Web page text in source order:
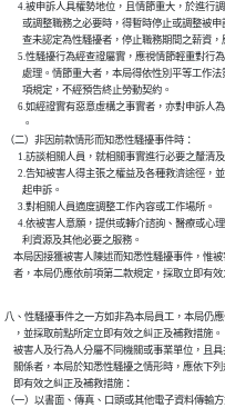
4.被申訴人具權勢地位，且情節重大，於進行
或調整職務之必要時，得暫時停止或調整被
查未認定為性騷擾者，停止職務期間之薪資，
5.性騷擾行為經查證屬實，應視情節輕重對行
處理。情節重大者，本局得依性別平等工作
        項規定，不經預告終止勞動契約。
6.如經證實有惡意虛構之事實者，亦對申訴人
        。
（二）非因前款情形而知悉性騷擾事件時：
1.訪談相關人員，就相關事實進行必要之釐清
2.告知被害人得主張之權益及各種救濟途徑，
        起申訴。
      3.對相關人員適度調整工作內容或工作場所。
4.依被害人意願，提供或轉介諮詢、醫療或心
        利資源及其他必要之服務。
本局因接獲被害人陳述而知悉性騷擾事件，惟
者，本局仍應依前項第二款規定，採取立即有
八、性騷擾事件之一方如非為本局員工，本局仍
    ，並採取前點所定立即有效之糾正及補救措施。
被害人及行為人分屬不同機關或事業單位，且
關係者，本局於知悉性騷擾之情形時，應依下
    即有效之糾正及補救措施：
（一）以書面、傳真、口頭或其他電子資料傳輸